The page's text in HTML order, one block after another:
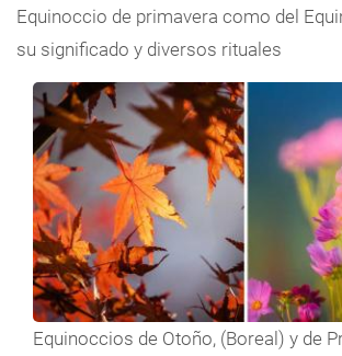
Equinoccio de primavera como del
su significado y diversos rituales
Equinoccios de Otoño, (Boreal) y de